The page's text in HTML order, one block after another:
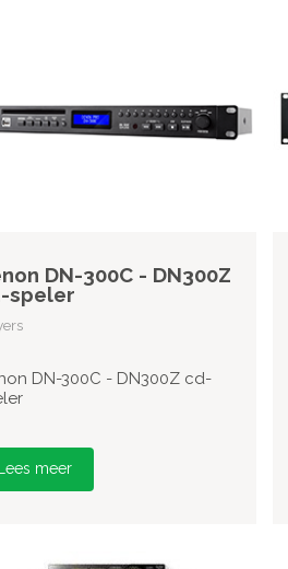
DN-300C - DN300Z
speler
DN-300C - DN300Z cd-
Lees meer